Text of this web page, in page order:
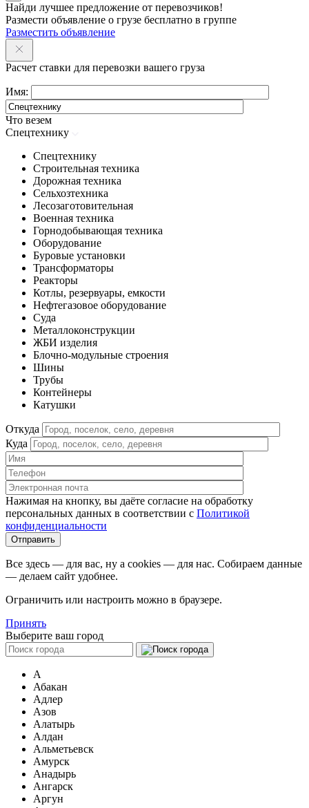
Найди лучшее предложение от перевозчиков!
Размести объявление о грузе бесплатно в группе
Разместить объявление
Расчет ставки для перевозки вашего груза
Имя:
Что везем
Спецтехнику
Спецтехнику
Строительная техника
Дорожная техника
Сельхозтехника
Лесозаготовительная
Военная техника
Горнодобывающая техника
Оборудование
Буровые установки
Трансформаторы
Реакторы
Котлы, резервуары, емкости
Нефтегазовое оборудование
Cуда
Металлоконструкции
ЖБИ изделия
Блочно-модульные строения
Шины
Трубы
Контейнеры
Катушки
Откуда
Куда
Нажимая на кнопку, вы даёте согласие на обработку
персональных данных в соответствии c Политикой
конфиденциальности
Все здесь — для вас, ну а cookies — для нас. Собираем данные
— делаем сайт удобнее.
Ограничить или настроить можно в браузере.
Принять
Выберите ваш город
А
Абакан
Адлер
Азов
Алатырь
Алдан
Альметьевск
Амурск
Анадырь
Ангарск
Аргун